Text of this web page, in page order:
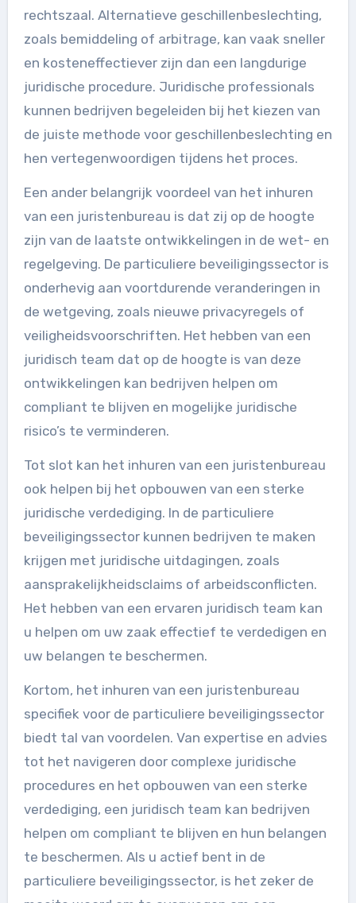
rechtszaal. Alternatieve geschillenbeslechting,
zoals bemiddeling of arbitrage, kan vaak sneller
en kosteneffectiever zijn dan een langdurige
juridische procedure. Juridische professionals
kunnen bedrijven begeleiden bij het kiezen van
de juiste methode voor geschillenbeslechting en
hen vertegenwoordigen tijdens het proces.
Een ander belangrijk voordeel van het inhuren
van een juristenbureau is dat zij op de hoogte
zijn van de laatste ontwikkelingen in de wet- en
regelgeving. De particuliere beveiligingssector is
onderhevig aan voortdurende veranderingen in
de wetgeving, zoals nieuwe privacyregels of
veiligheidsvoorschriften. Het hebben van een
juridisch team dat op de hoogte is van deze
ontwikkelingen kan bedrijven helpen om
compliant te blijven en mogelijke juridische
risico’s te verminderen.
Tot slot kan het inhuren van een juristenbureau
ook helpen bij het opbouwen van een sterke
juridische verdediging. In de particuliere
beveiligingssector kunnen bedrijven te maken
krijgen met juridische uitdagingen, zoals
aansprakelijkheidsclaims of arbeidsconflicten.
Het hebben van een ervaren juridisch team kan
u helpen om uw zaak effectief te verdedigen en
uw belangen te beschermen.
Kortom, het inhuren van een juristenbureau
specifiek voor de particuliere beveiligingssector
biedt tal van voordelen. Van expertise en advies
tot het navigeren door complexe juridische
procedures en het opbouwen van een sterke
verdediging, een juridisch team kan bedrijven
helpen om compliant te blijven en hun belangen
te beschermen. Als u actief bent in de
particuliere beveiligingssector, is het zeker de